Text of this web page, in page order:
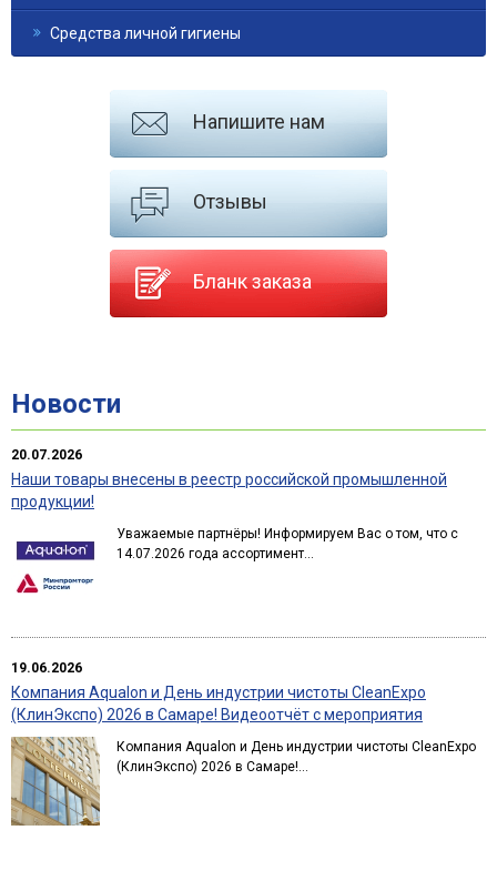
Средства личной гигиены
Напишите нам
Отзывы
Бланк заказа
Новости
20.07.2026
Наши товары внесены в реестр российской промышленной
продукции!
Уважаемые партнёры! Информируем Вас о том, что с
14.07.2026 года ассортимент...
19.06.2026
Компания Aqualon и День индустрии чистоты CleanExpo
(КлинЭкспо) 2026 в Самаре! Видеоотчёт с мероприятия
Компания Aqualon и День индустрии чистоты CleanExpo
(КлинЭкспо) 2026 в Самаре!...